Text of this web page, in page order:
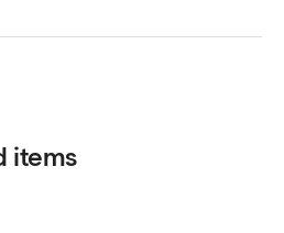
items